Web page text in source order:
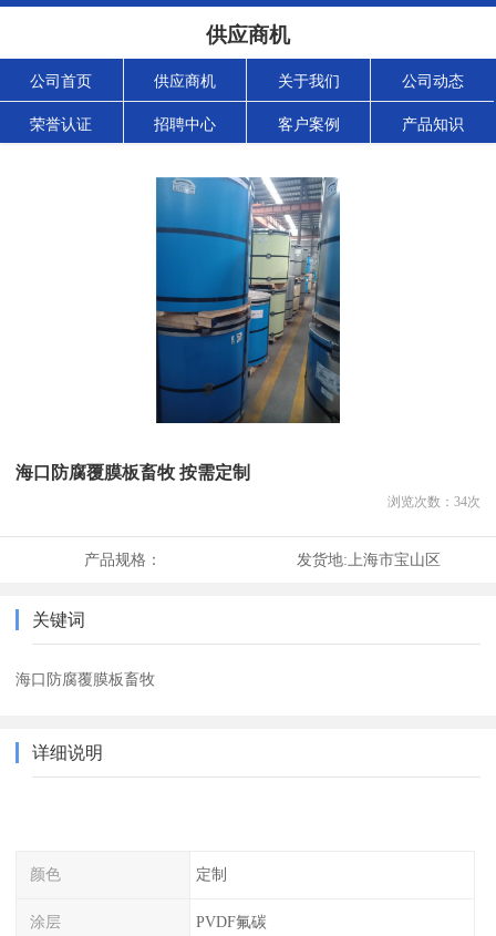
供应商机
公司首页 供应商机 关于我们 公司动态
荣誉认证 招聘中心 客户案例 产品知识
海口防腐覆膜板畜牧 按需定制
浏览次数： 34次
产品规格： 发货地: 上海市宝山区
关键词
海口防腐覆膜板畜牧
详细说明
颜色 定制
涂层 PVDF氟碳